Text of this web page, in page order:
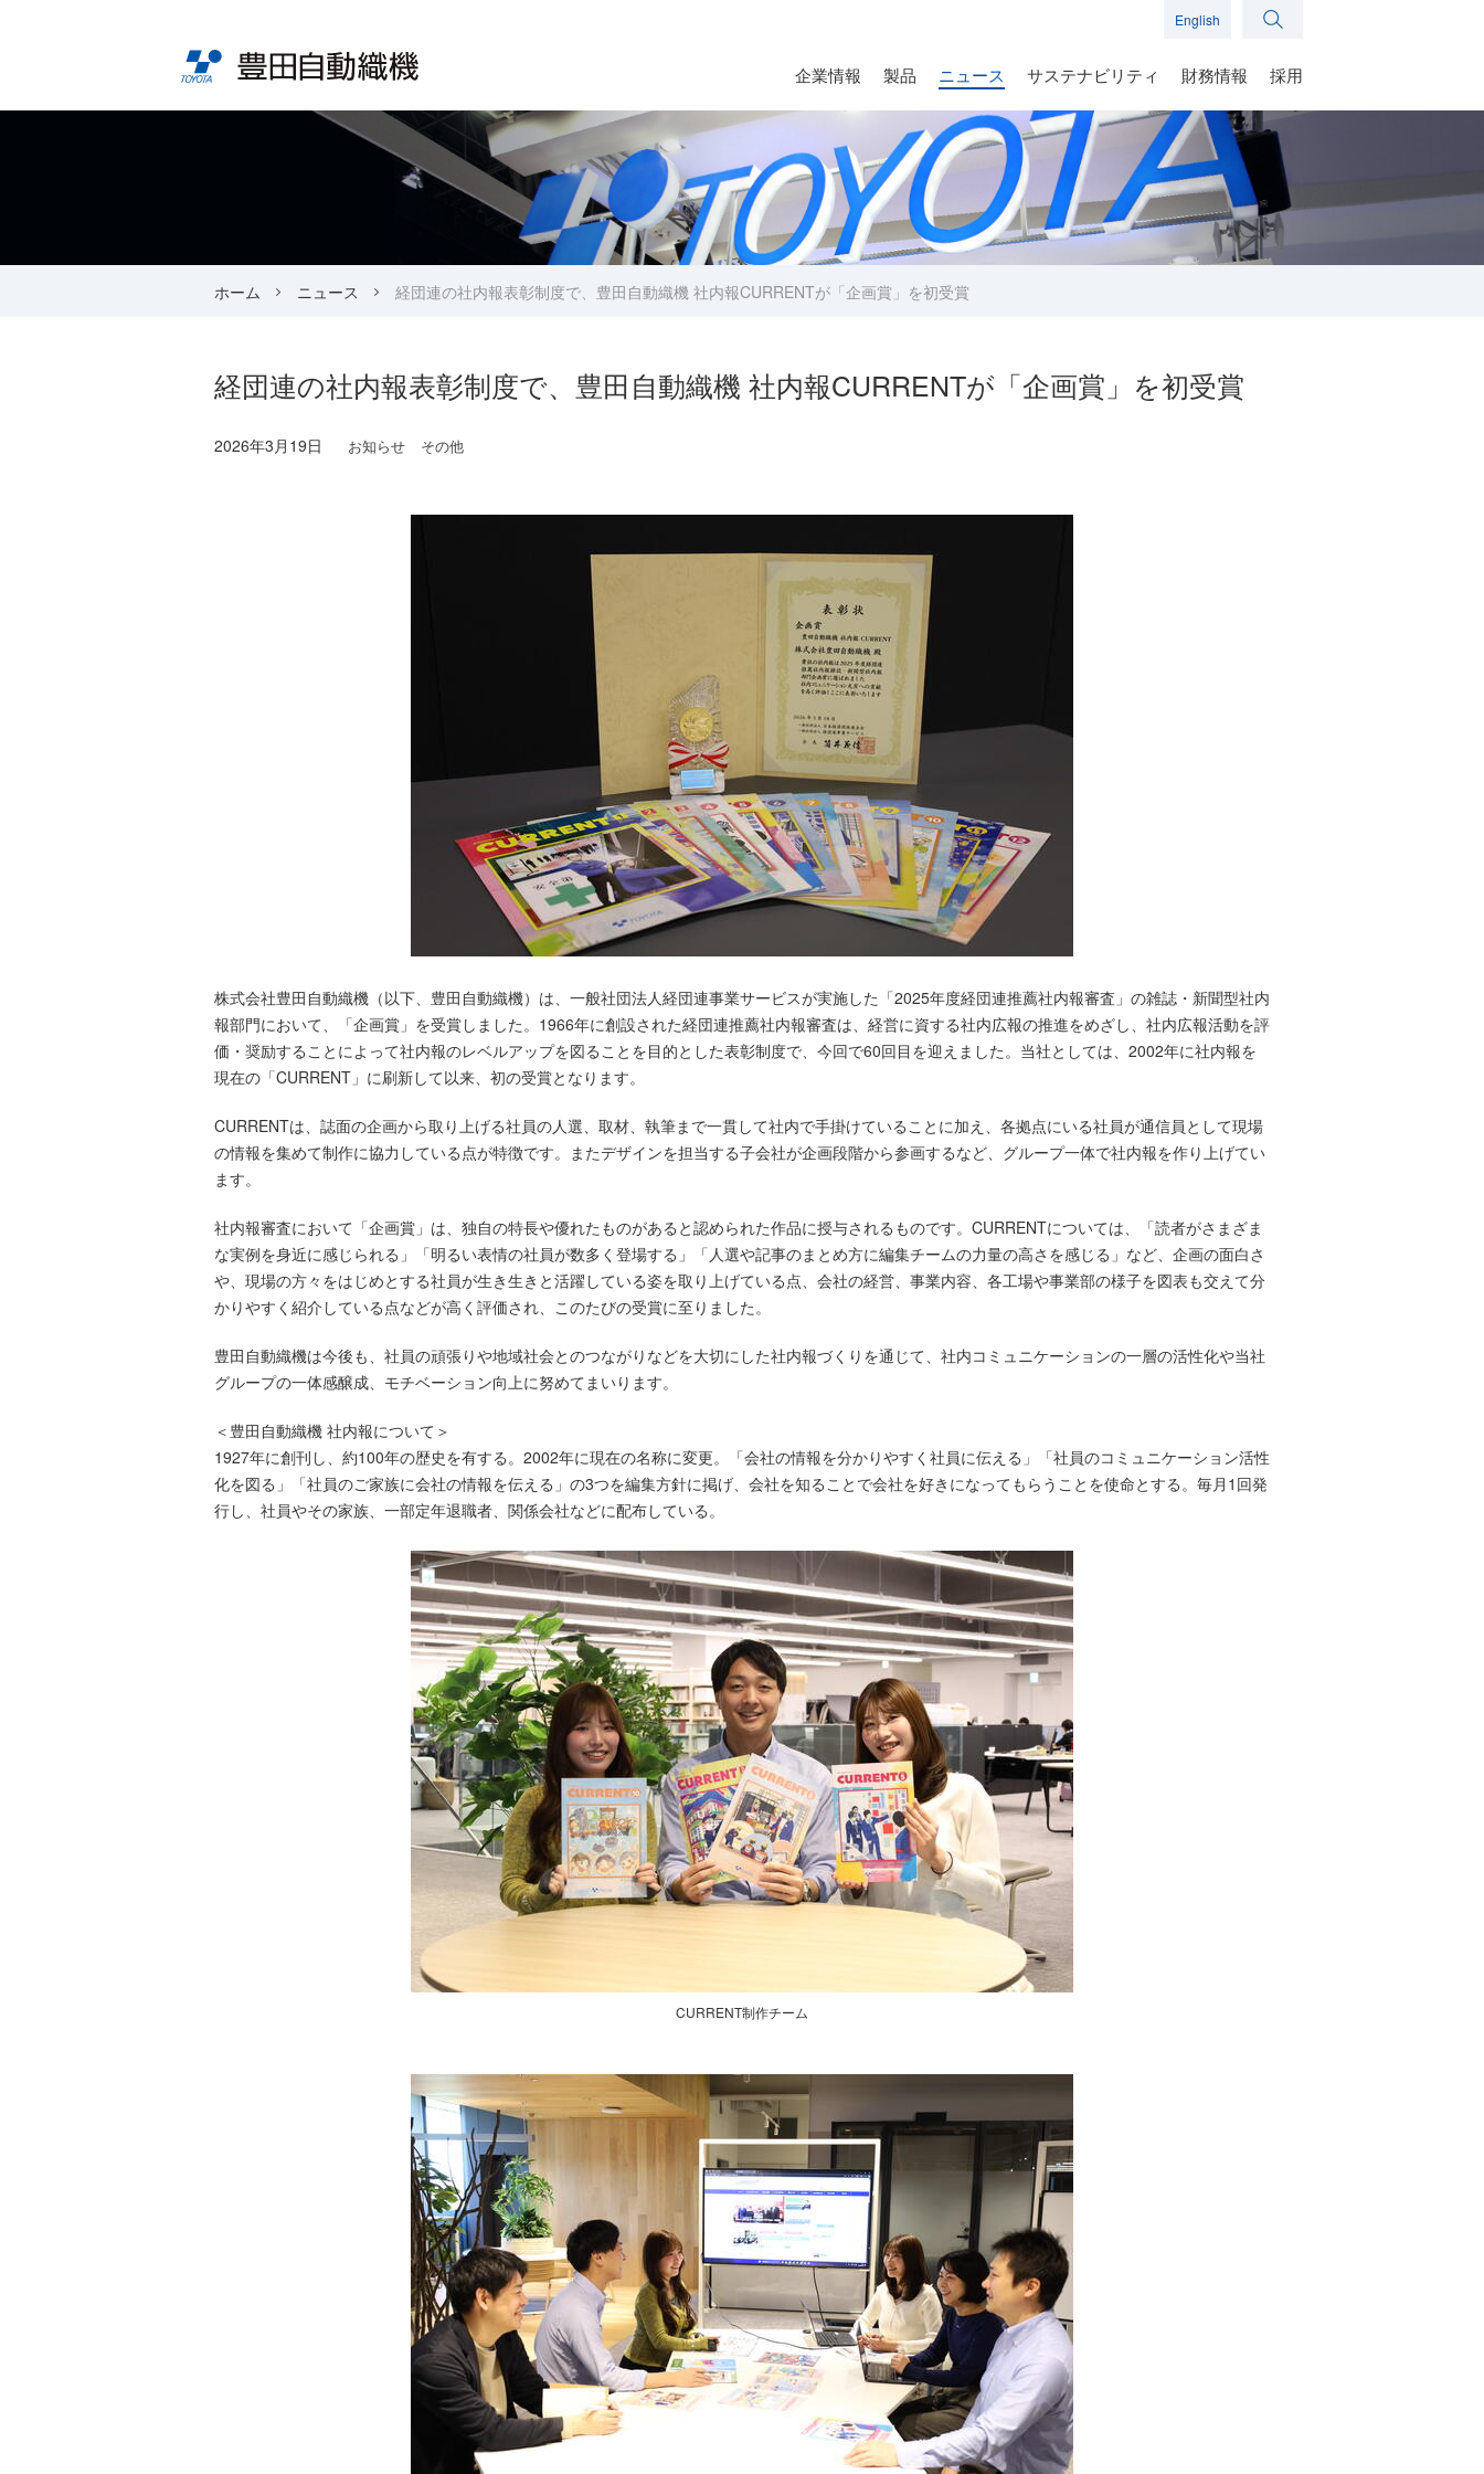
English
企業情報 製品 ニュース サステナビリティ 財務情報 採用
ホーム ニュース 経団連の社内報表彰制度で、豊田自動織機 社内報CURRENTが「企画賞」を初受賞
経団連の社内報表彰制度で、豊田自動織機 社内報CURRENTが「企画賞」を初受賞
2026年3月19日 お知らせ その他
株式会社豊田自動織機（以下、豊田自動織機）は、一般社団法人経団連事業サービスが実施した「2025年度経団連推薦社内報審査」の雑誌・新聞型社内
報部門において、「企画賞」を受賞しました。1966年に創設された経団連推薦社内報審査は、経営に資する社内広報の推進をめざし、社内広報活動を評
価・奨励することによって社内報のレベルアップを図ることを目的とした表彰制度で、今回で60回目を迎えました。当社としては、2002年に社内報を
現在の「CURRENT」に刷新して以来、初の受賞となります。
CURRENTは、誌面の企画から取り上げる社員の人選、取材、執筆まで一貫して社内で手掛けていることに加え、各拠点にいる社員が通信員として現場
の情報を集めて制作に協力している点が特徴です。またデザインを担当する子会社が企画段階から参画するなど、グループ一体で社内報を作り上げてい
ます。
社内報審査において「企画賞」は、独自の特長や優れたものがあると認められた作品に授与されるものです。CURRENTについては、「読者がさまざま
な実例を身近に感じられる」「明るい表情の社員が数多く登場する」「人選や記事のまとめ方に編集チームの力量の高さを感じる」など、企画の面白さ
や、現場の方々をはじめとする社員が生き生きと活躍している姿を取り上げている点、会社の経営、事業内容、各工場や事業部の様子を図表も交えて分
かりやすく紹介している点などが高く評価され、このたびの受賞に至りました。
豊田自動織機は今後も、社員の頑張りや地域社会とのつながりなどを大切にした社内報づくりを通じて、社内コミュニケーションの一層の活性化や当社
グループの一体感醸成、モチベーション向上に努めてまいります。
＜豊田自動織機 社内報について＞
1927年に創刊し、約100年の歴史を有する。2002年に現在の名称に変更。「会社の情報を分かりやすく社員に伝える」「社員のコミュニケーション活性
化を図る」「社員のご家族に会社の情報を伝える」の3つを編集方針に掲げ、会社を知ることで会社を好きになってもらうことを使命とする。毎月1回発
行し、社員やその家族、一部定年退職者、関係会社などに配布している。
CURRENT制作チーム